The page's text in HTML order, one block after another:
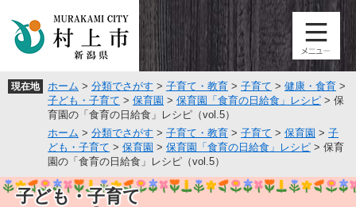
頭
飛
文
へ
現在地 ホーム > 分類でさがす > 子育て・教育 > 子育て > 健康・食育 >
子ども・子育て > 保育園 > 保育園「食育の日給食」レシピ > 保
育園の「食育の日給食」レシピ（vol.5）
ホーム > 分類でさがす > 子育て・教育 > 子育て > 保育園 > 子
ども・子育て > 保育園 > 保育園「食育の日給食」レシピ > 保育
園の「食育の日給食」レシピ（vol.5）
子ども・子育て